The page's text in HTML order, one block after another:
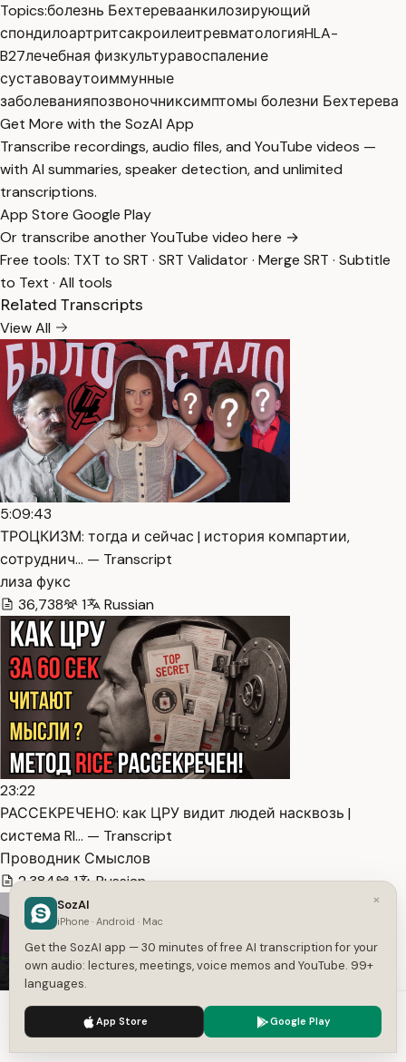
Topics:болезнь Бехтереваанкилозирующий
спондилоартритсакроилеитревматологияHLA-
B27лечебная физкультуравоспаление
суставоваутоиммунные
заболеванияпозвоночниксимптомы болезни Бехтерева
Get More with the SozAI App
Transcribe recordings, audio files, and YouTube videos —
with AI summaries, speaker detection, and unlimited
transcriptions.
App Store Google Play
Or transcribe another YouTube video here →
Free tools: TXT to SRT · SRT Validator· Merge SRT · Subtitle
to Text · All tools
Related Transcripts
View All
5:09:43
ТРОЦКИЗМ: тогда и сейчас | история компартии,
сотруднич… — Transcript
лиза фукс
36,738
1 Russian
23:22
РАССЕКРЕЧЕНО: как ЦРУ видит людей насквозь |
система RI… — Transcript
Проводник Смыслов
2,384
1 Russian
We use cookies to enhance your experience.
×
SozAI
iPhone · Android · Mac
Get the SozAI app — 30 minutes of free AI transcription for your
own audio: lectures, meetings, voice memos and YouTube. 99+
languages.
App Store Google Play